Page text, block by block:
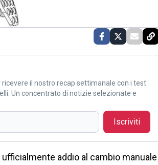
il nostro recap settimanale con i test
Un concentrato di notizie selezionate e
Iscriviti
ufficialmente addio al cambio manuale